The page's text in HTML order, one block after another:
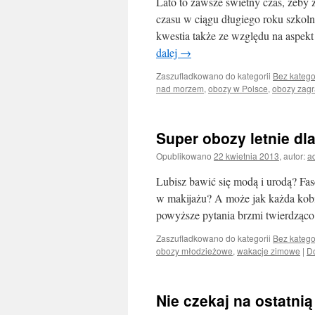
czasu w ciągu długiego roku
kwestia także ze względu na
dalej →
Zaszufladkowano do kategorii Bez
nad morzem, obozy w Polsce, obozy
Super obozy letnie
Opublikowano 22 kwietnia 2013, autor:
Lubisz bawić się modą i urodą?
w makijażu? A może jak każda
powyższe pytania brzmi
Zaszufladkowano do kategorii Bez
obozy młodzieżowe, wakacje zimowe |
Nie czekaj na